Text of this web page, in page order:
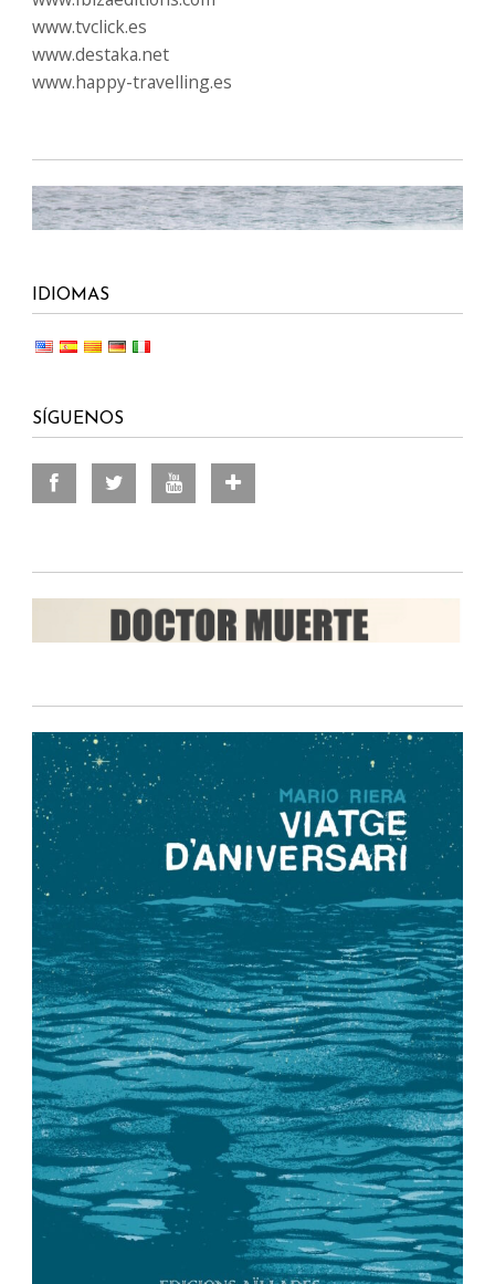
www.tvclick.es
www.destaka.net
www.happy-travelling.es
IDIOMAS
SÍGUENOS